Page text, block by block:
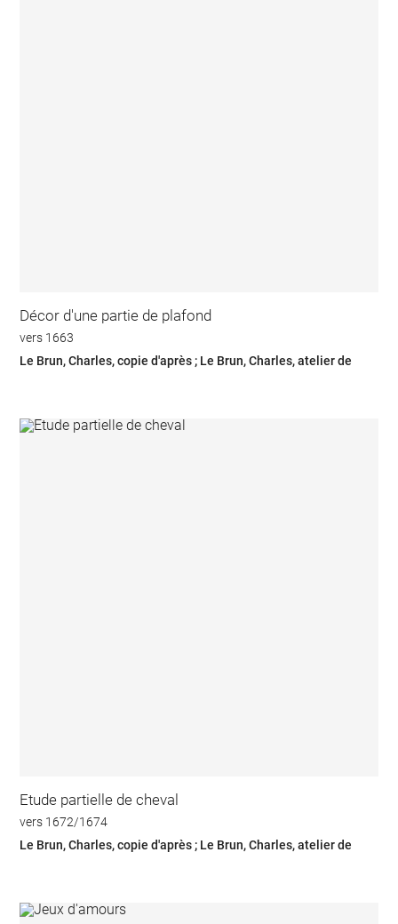
Décor d'une partie de plafond
vers 1663
Le Brun, Charles, copie d'après ; Le Brun, Charles, atelier de
Etude partielle de cheval
vers 1672/1674
Le Brun, Charles, copie d'après ; Le Brun, Charles, atelier de